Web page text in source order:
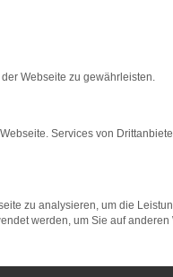
Funktioniert
Stand sind.
dass bestimmte
versuchen, das
Webseite zu gewährleisten.
Services von
zu analysieren, um die
werden, um Sie auf